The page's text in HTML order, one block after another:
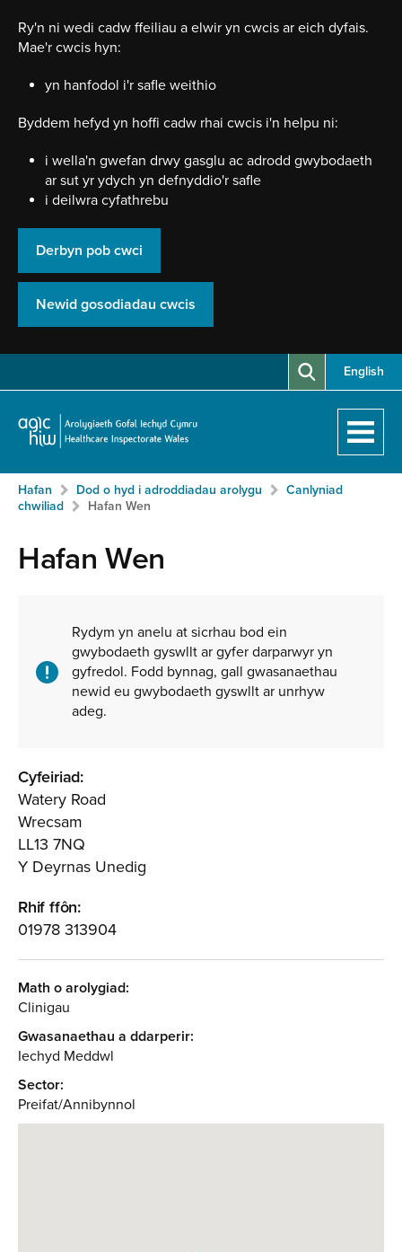
Ry'n ni wedi cadw ffeiliau a elwir yn cwcis ar eich dyfais.
Mae'r cwcis hyn:
yn hanfodol i'r safle weithio
Byddem hefyd yn hoffi cadw rhai cwcis i'n helpu ni:
i wella'n gwefan drwy gasglu ac adrodd gwybodaeth
ar sut yr ydych yn defnyddio'r safle
i deilwra cyfathrebu
Derbyn pob cwci
Newid gosodiadau cwcis
English
Hafan
Breadcrumb
Hafan Dod o hyd i adroddiadau arolygu
Canlyniad
chwiliad
Neidio
gynnwy:
Hafan Wen
Hafan Wen
gwasanaeth
Rydym yn anelu at sicrhau bod ein
gwybodaeth gyswllt ar gyfer darparwyr yn
gyfredol. Fodd bynnag, gall gwasanaethau
newid eu gwybodaeth gyswllt ar unrhyw
adeg.
Cyfeiriad:
Watery Road
Wrecsam
LL13 7NQ
Y Deyrnas Unedig
Rhif ffôn:
01978 313904
Math o arolygiad:
Clinigau
Gwasanaethau a ddarperir:
Iechyd Meddwl
Sector:
Preifat/Annibynnol